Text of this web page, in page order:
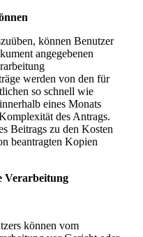
können Benutzer
angegebenen
werden von den für
so schnell wie
eines Monats
des Antrags.
Beitrags zu den Kosten
beantragten Kopien
Verarbeitung
können vom